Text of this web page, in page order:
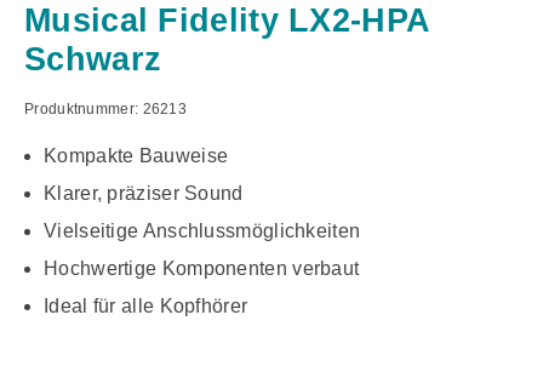
Musical Fidelity LX2-HPA
Schwarz
Produktnummer: 26213
Kompakte Bauweise
Klarer, präziser Sound
Vielseitige Anschlussmöglichkeiten
Hochwertige Komponenten verbaut
Ideal für alle Kopfhörer